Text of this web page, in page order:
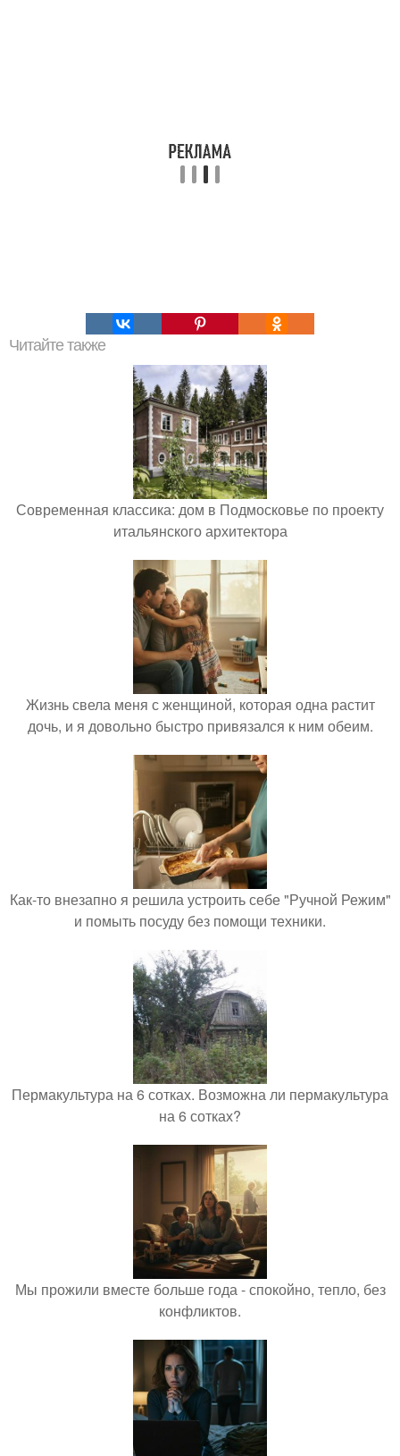
Читайте также
Современная классика: дом в Подмосковье по проекту
итальянского архитектора
Жизнь свела меня с женщиной, которая одна растит
дочь, и я довольно быстро привязался к ним обеим.
Как-то внезапно я решила устроить себе "Ручной Режим"
и помыть посуду без помощи техники.
Пермакультура на 6 сотках. Возможна ли пермакультура
на 6 сотках?
Мы прожили вместе больше года - спокойно, тепло, без
конфликтов.